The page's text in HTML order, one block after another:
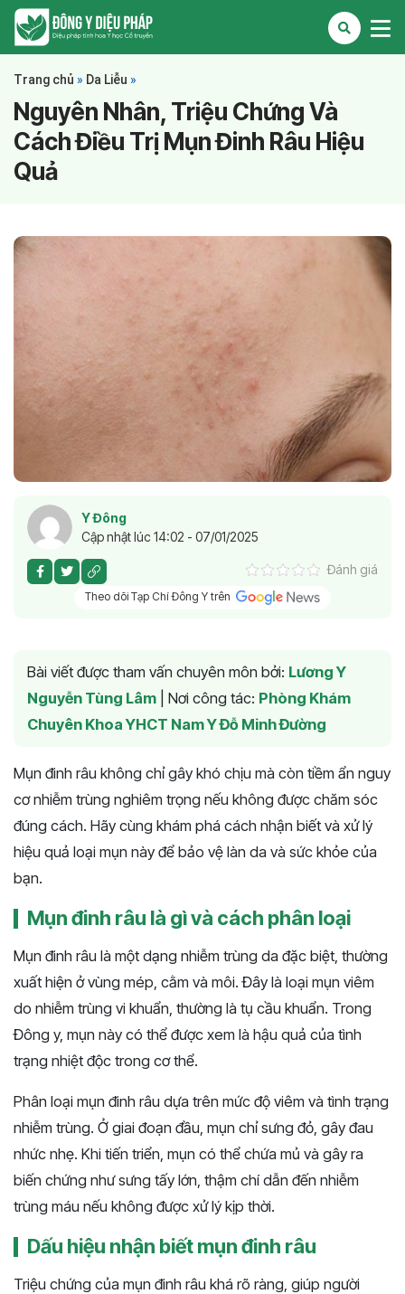
Trang chủ » Da Liễu »
Nguyên Nhân, Triệu Chứng Và
Cách Điều Trị Mụn Đinh Râu Hiệu
Quả
Y Đông
Cập nhật lúc 14:02 - 07/01/2025
Đánh giá
Theo dõi Tạp Chí Đông Y trên
Bài viết được tham vấn chuyên môn bởi: Lương Y
Nguyễn Tùng Lâm
Nơi công tác: Phòng Khám
Chuyên Khoa YHCT Nam Y Đỗ Minh Đường
Mụn đinh râu không chỉ gây khó chịu mà còn tiềm ẩn nguy
cơ nhiễm trùng nghiêm trọng nếu không được chăm sóc
đúng cách. Hãy cùng khám phá cách nhận biết và xử lý
hiệu quả loại mụn này để bảo vệ làn da và sức khỏe của
bạn​​.
Mụn đinh râu là gì và cách phân loại
Mụn đinh râu là một dạng nhiễm trùng da đặc biệt, thường
xuất hiện ở vùng mép, cằm và môi. Đây là loại mụn viêm
do nhiễm trùng vi khuẩn, thường là tụ cầu khuẩn. Trong
Đông y, mụn này có thể được xem là hậu quả của tình
trạng nhiệt độc trong cơ thể.
Phân loại mụn đinh râu dựa trên mức độ viêm và tình trạng
nhiễm trùng. Ở giai đoạn đầu, mụn chỉ sưng đỏ, gây đau
nhức nhẹ. Khi tiến triển, mụn có thể chứa mủ và gây ra
biến chứng như sưng tấy lớn, thậm chí dẫn đến nhiễm
trùng máu nếu không được xử lý kịp thời.
Dấu hiệu nhận biết mụn đinh râu
Triệu chứng của mụn đinh râu khá rõ ràng, giúp người